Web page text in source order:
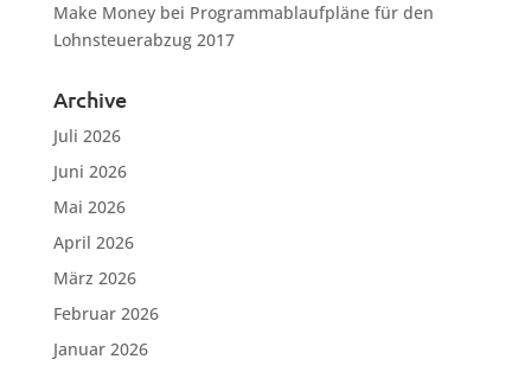
Make Moneybei Programmablaufpläne für den
Lohnsteuerabzug 2017
Archive
Juli 2026
Juni 2026
Mai 2026
April 2026
März 2026
Februar 2026
Januar 2026